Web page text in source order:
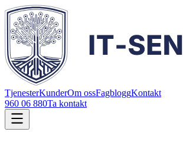
TjenesterKunderOm ossFagbloggKontakt
960 06 880Ta kontakt